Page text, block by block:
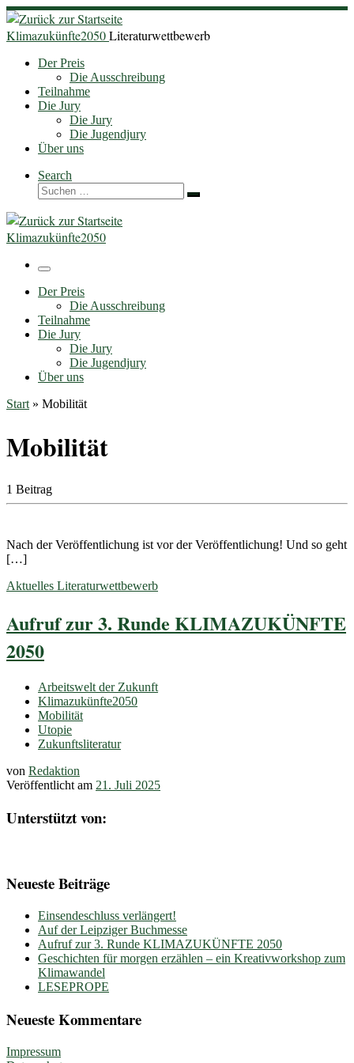
Zum
Inhalt
springen
Klimazukünfte2050Literaturwettbewerb
Der Preis
Die Ausschreibung
Teilnahme
Die Jury
Die Jury
Die Jugendjury
Über uns
Search
Suche
Suchen …
Klimazukünfte2050
Menü
Der Preis
Die Ausschreibung
Teilnahme
Die Jury
Die Jury
Die Jugendjury
Über uns
Start » Mobilität
Mobilität
1 Beitrag
Nach der Veröffentlichung ist vor der Veröffentlichung! Und so geht
[…]
Aktuelles Literaturwettbewerb
Aufruf zur 3. Runde KLIMAZUKÜNFTE
2050
Arbeitswelt der Zukunft
Klimazukünfte2050
Mobilität
Utopie
Zukunftsliteratur
von Redaktion
Veröffentlicht am 21. Juli 2025
Unterstützt von:
Neueste Beiträge
Einsendeschluss verlängert!
Auf der Leipziger Buchmesse
Aufruf zur 3. Runde KLIMAZUKÜNFTE 2050
Geschichten für morgen erzählen – ein Kreativworkshop zum
Klimawandel
LESEPROPE
Neueste Kommentare
Impressum